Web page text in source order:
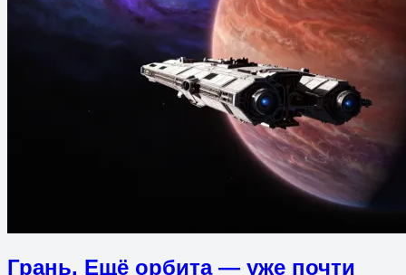
Грань. Ещё орбита — уже почти